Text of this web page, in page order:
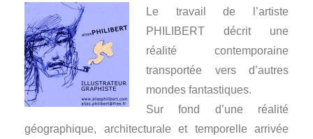
Le travail de l’artiste
PHILIBERT décrit une
réalité contemporaine
transportée vers d’autres
mondes fantastiques.
Sur fond d’une réalité
géographique, architecturale et temporelle arrivée